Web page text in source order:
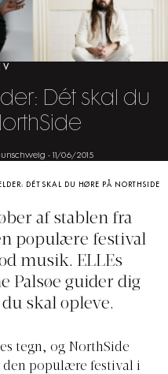
Dét skal du
- 11/06/2015
DÉT SKAL DU HØRE PÅ NORTHSIDE
af stablen fra
populære festival
musik. ELLEs
Palsøe guider dig
skal opleve.
tegn, og NorthSide
den populære festival i